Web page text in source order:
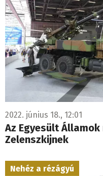
2022. június 18., 12:01
Az Egyesült
Zelenszkijnek
Nehéz a rézágyú